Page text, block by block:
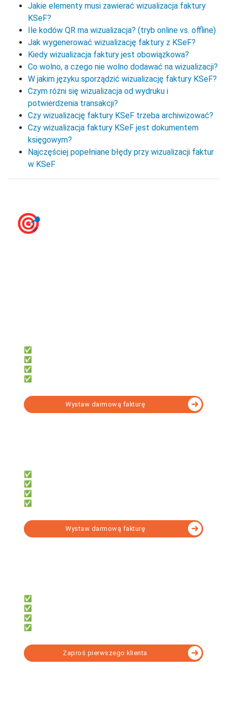
Jakie elementy musi zawierać wizualizacja faktury
KSeF?
Ile kodów QR ma wizualizacja? (tryb online vs. offline)
Jak wygenerować wizualizację faktury z KSeF?
Kiedy wizualizacja faktury jest obowiązkowa?
Co wolno, a czego nie wolno dodawać na wizualizacji?
W jakim języku sporządzić wizualizację faktury KSeF?
Czym różni się wizualizacja od wydruku i
potwierdzenia transakcji?
Czy wizualizację faktury KSeF trzeba archiwizować?
Czy wizualizacja faktury KSeF jest dokumentem
księgowym?
Najczęściej popełniane błędy przy wizualizacji faktur
w KSeF
🎯
✅ Samodzielnie księgować
✅ Oszczędzić czas i pieniądze
✅ Mieć dostęp z telefonu i komputera
✅ Fakturować za darmo z KSeF
Wystaw darmową fakturę
✅ 7 000+ formularzy w tym KSeF
✅ e-Deklaracji, JPK, e-ZUS
✅ Obsługi wielu firm
✅ Narzędzia do formalności
Wystaw darmową fakturę
✅ System do współpracy z klientami
✅ Dać klientom darmowe faktury
✅ Obsługi KSeF bez instalacji
✅ Rozliczać KPiR lub Ryczałt
Zaproś pierwszego klienta